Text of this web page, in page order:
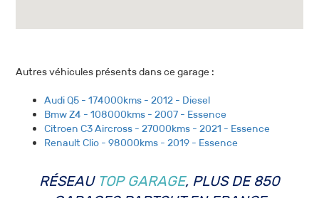
Autres véhicules présents dans ce garage :
Audi Q5 - 174000kms - 2012 - Diesel
Bmw Z4 - 108000kms - 2007 - Essence
Citroen C3 Aircross - 27000kms - 2021 - Essence
Renault Clio - 98000kms - 2019 - Essence
RÉSEAU TOP GARAGE, PLUS DE 850